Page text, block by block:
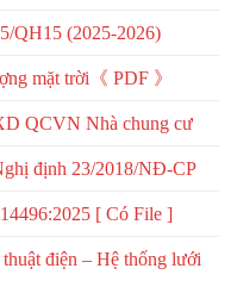
QH15 (2025-2026)
mặt trời《 PDF 》
QCVN Nhà chung cư
định 23/2018/NĐ-CP
[ Có File ]
điện – Hệ thống lưới